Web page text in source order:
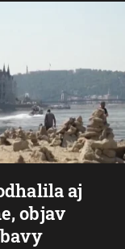
aj
objav